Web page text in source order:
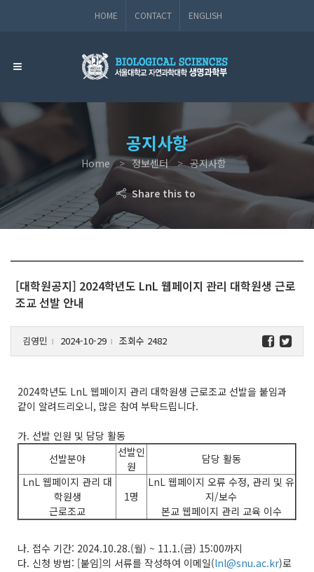
HOME CONTACT ENGLISH
공지사항
Home 정보센터 공지사항
Share this to
[대학원공지] 2024학년도 LnL 웹페이지 관리 대학원생 근로
조교 선발 안내
김영민 l 2024-10-29 l 조회수 2482
2024학년도 LnL 웹페이지 관리 대학원생 근로조교 선발을 붙임과
같이 알려드리오니, 많은 참여 부탁드립니다.
가. 선발 인원 및 담당 활동
선발분야
선발인
원
담당 활동
LnL 웹페이지 관리 대
학원생
근로조교
1명
LnL 웹페이지 오류 수정, 관리 및 유
지/보수
본교 웹페이지 관리 교육 이수
나. 접수 기간: 2024.10.28.(월) ~ 11.1.(금) 15:00까지
다. 신청 방법: [붙임]의 서류를 작성하여 이메일(lnl@snu.ac.kr)로